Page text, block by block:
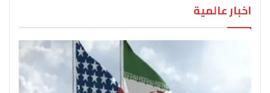
اخبار عالمية